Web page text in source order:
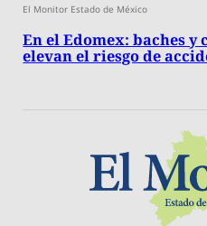
El Monitor Estado de México
En el Edomex: baches
elevan el riesgo de